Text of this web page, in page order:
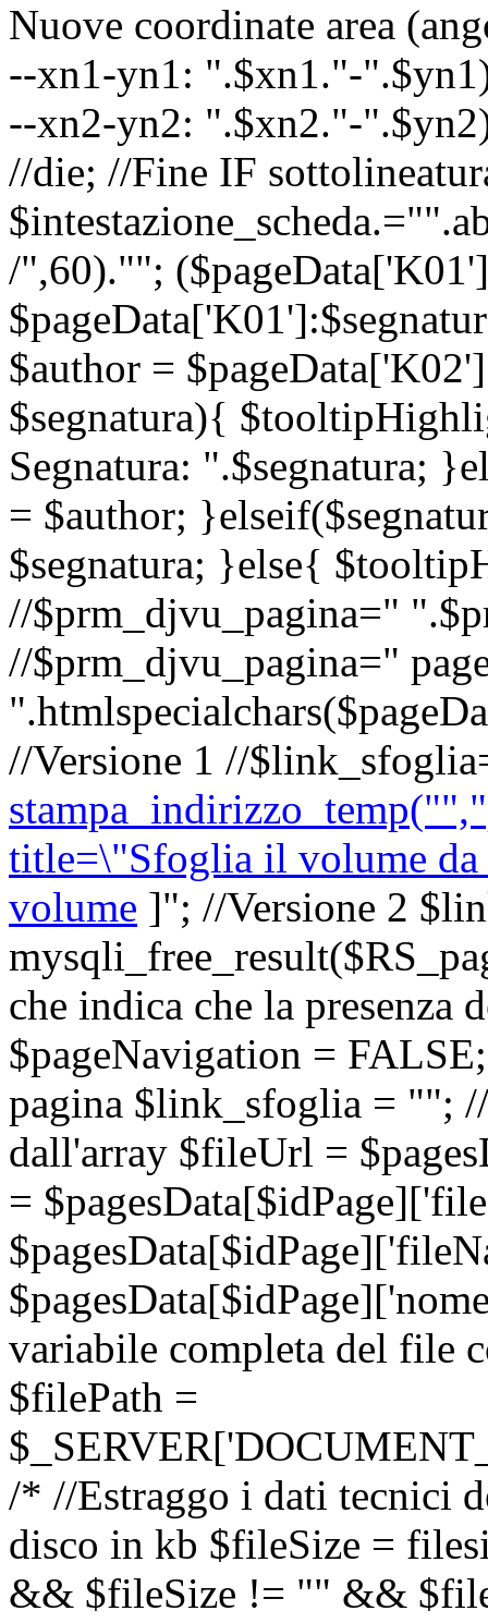
Nuove coordinate area
--xn1-yn1: ".$xn1."-
--xn2-yn2: ".$xn2."-
//die; //Fine IF
/",60)."";
$author =
$segnatura){
Segnatura: ".$segnatura;
= $author;
$segnatura; }else{
//$prm_djvu_pagina="
//$prm_djvu_pagina="
//Versione 1 //
title=\"Sfoglia il volume
volume ]"; //Versione 2
che indica che la presenza
$pageNavigation =
pagina $link_sfoglia = "";
dall'array $fileUrl =
=
variabile completa del file
$filePath =
/* //Estraggo i dati tecnici
disco in kb $fileSize =
&& $fileSize != "" &&